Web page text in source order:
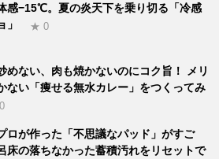
感−15℃。夏の炎天下を乗り切る「冷感
」
★ 0
めない、肉も焼かないのにコク旨！ メリ
ない「痩せる無水カレー」をつくってみ
ロが作った「不思議なパッド」がすご
床の落ちなかった蓄積汚れをリセットで